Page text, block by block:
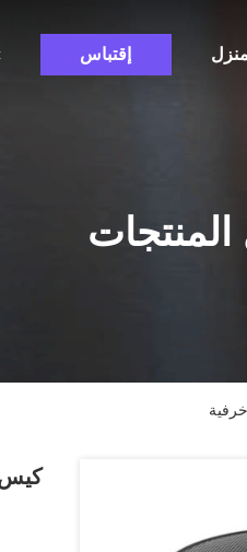
إقتباس
كيس